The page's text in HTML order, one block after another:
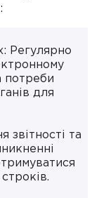
Регулярно
потреби
для
звітності та